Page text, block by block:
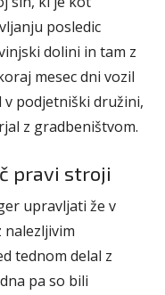
posledic
dolini in tam z
mesec dni vozil
v podjetniški družini,
z gradbeništvom.
pravi stroji
upravljati že v
nalezljivim
tednom delal z
pa so bili